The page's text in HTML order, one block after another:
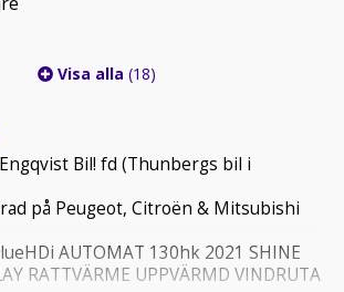
Visa alla (18)
Bil! fd (Thunbergs bil i
på Peugeot, Citroën & Mitsubishi
AUTOMAT 130hk 2021 SHINE
RATTVÄRME UPPVÄRMD VINDRUTA